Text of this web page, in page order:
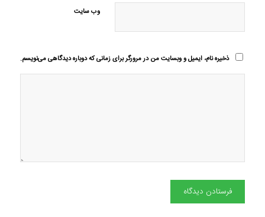
وب‌ سایت
ذخیره نام، ایمیل و وبسایت من در مرورگر برای زمانی که دوباره دیدگاهی می‌نویسم.